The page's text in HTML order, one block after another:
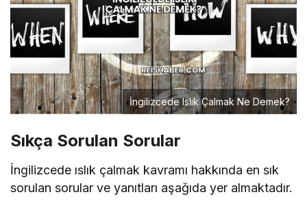
İngilizcede Islık Çalmak Ne Demek?
Sıkça Sorulan Sorular
İngilizcede ıslık çalmak kavramı hakkında en sık
sorulan sorular ve yanıtları aşağıda yer almaktadır.